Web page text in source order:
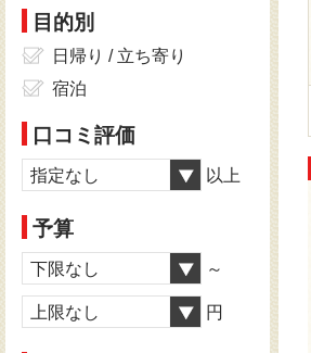
目的別
日帰り / 立ち寄り
宿泊
口コミ評価
指定なし 以上
予算
下限なし ～
上限なし 円